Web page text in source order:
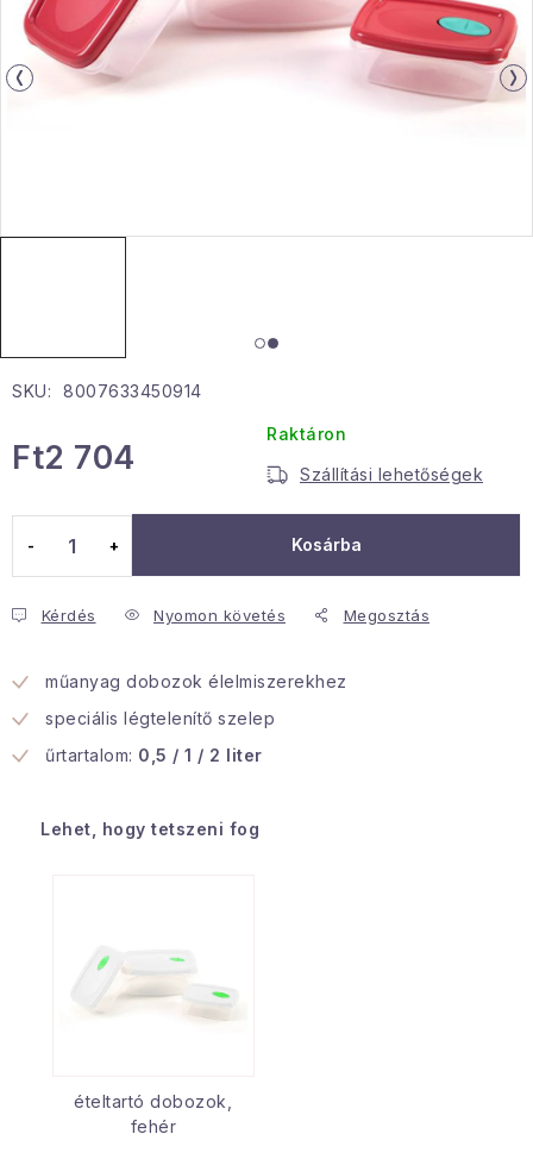
Sport és szabadban
Gyermekeknek
Karácsonyi esemény
Januári akció
Hogyan kell panaszkodni / visszaadni az áruka
Érintkezés
Rólunk
SKU: 8007633450914
Ft2 704
Raktáron
Szállítási lehetőségek
Kosárba
Kérdés Nyomon követés Megosztás
műanyag dobozok élelmiszerekhez
speciális légtelenítő szelep
űrtartalom: 0,5 / 1 / 2 liter
Lehet, hogy tetszeni fog
ételtartó dobozok,
fehér